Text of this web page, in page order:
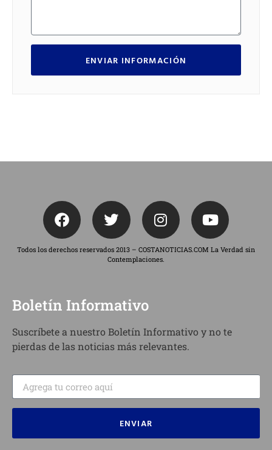
ENVIAR INFORMACIÓN
Todos los derechos reservados 2013 – COSTANOTICIAS.COM La Verdad sin
Contemplaciones.
Boletín Informativo
Suscríbete a nuestro Boletín Informativo y no te
pierdas de las noticias más relevantes.
ENVIAR